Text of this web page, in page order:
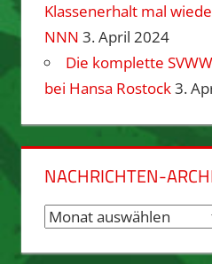
Klassenerhalt mal
NNN 3. April 2024
Die komplette
bei Hansa Rostock3.
NACHRICHTEN-
Nachrichten-